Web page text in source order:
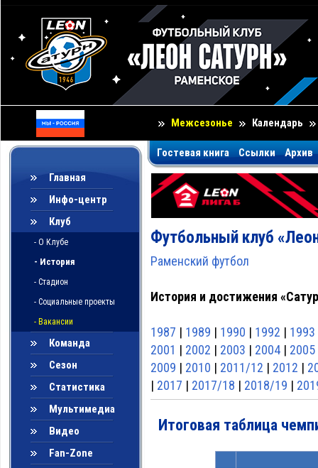
Межсезонье Календарь
Главная
Инфо-центр
Клуб
- О Клубе
- История
- Стадион
- Социальные проекты
- Вакансии
Команда
Сезон
Статистика
Мультимедиа
Видео
Fan-Zone
Гостевая книга Ссылки Архив
Футбольный клуб
Раменский футбол
История и достижения
1987 | 1989 | 1990 | 1992 | 1993
2001 | 2002 | 2003 | 2004 | 2005
2009 | 2010 | 2011/12 | 2012 |
| 2017 | 2017/18 | 2018/19 |
Итоговая таблица